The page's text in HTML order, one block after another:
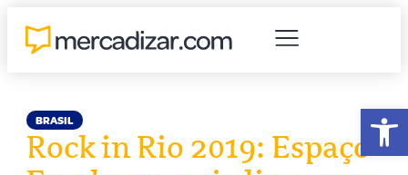
BRASIL
Rock in Rio 2019: Espaço